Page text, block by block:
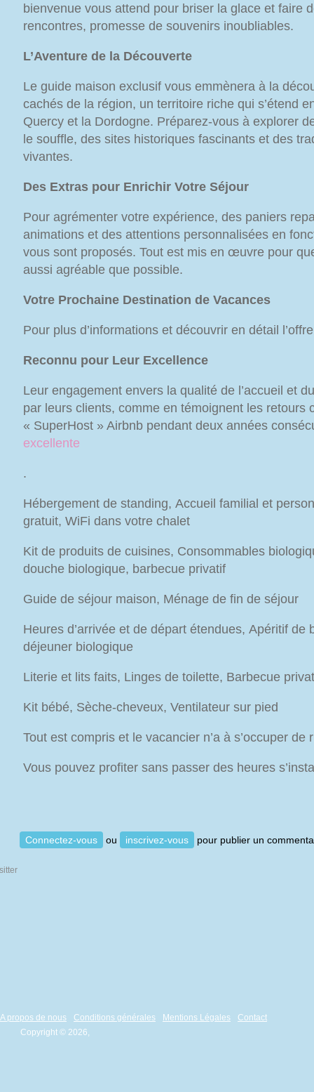
bienvenue vous attend pour briser la glace et faire
rencontres, promesse de souvenirs inoubliables.
L’Aventure de la Découverte
Le guide maison exclusif vous emmènera à la
cachés de la région, un territoire riche qui s’étend
Quercy et la Dordogne. Préparez-vous à explorer
le souffle, des sites historiques fascinants et des
vivantes.
Des Extras pour Enrichir Votre Séjour
Pour agrémenter votre expérience, des paniers
animations et des attentions personnalisées en
vous sont proposés. Tout est mis en œuvre pour
aussi agréable que possible.
Votre Prochaine Destination de Vacances
Pour plus d’informations et découvrir en détail
Reconnu pour Leur Excellence
Leur engagement envers la qualité de l’accueil et
par leurs clients, comme en témoignent les retours
« SuperHost » Airbnb pendant deux années
excellente
.
Hébergement de standing, Accueil familial et
gratuit, WiFi dans votre chalet
Kit de produits de cuisines, Consommables
douche biologique, barbecue privatif
Guide de séjour maison, Ménage de fin de séjour
Heures d’arrivée et de départ étendues, Apéritif de
déjeuner biologique
Literie et lits faits, Linges de toilette, Barbecue
Kit bébé, Sèche-cheveux, Ventilateur sur pied
Tout est compris et le vacancier n’a à s’occuper de
Vous pouvez profiter sans passer des heures
Connectez-vous ou inscrivez-vous pour publier un
A propos de nous Conditions générales Mentions Légales
Contact
Copyright © 2026,